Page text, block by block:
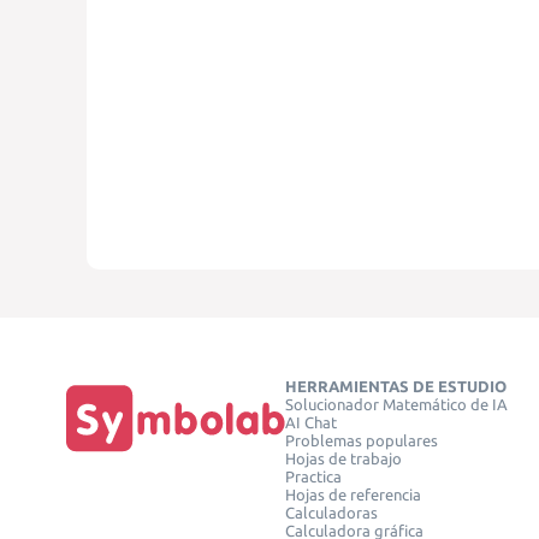
HERRAMIENTAS DE ESTUDIO
Solucionador Matemático de IA
AI Chat
Problemas populares
Hojas de trabajo
Practica
Hojas de referencia
Calculadoras
Calculadora gráfica